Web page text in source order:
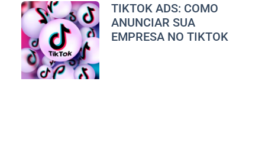
TIKTOK ADS: COMO
ANUNCIAR SUA
EMPRESA NO TIKTOK